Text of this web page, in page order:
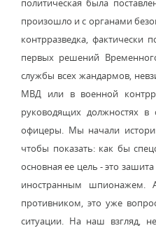
политическая была
произошло и с органами
контрразведка, фактически
первых решений
службы всех жандармов,
МВД или в военной
руководящих должностях
офицеры. Мы начали
чтобы показать: как бы
основная ее цель - это
иностранным шпионажем.
противником, это уже
ситуации. На наш взгляд,